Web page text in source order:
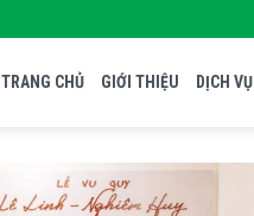
TRANG CHỦ GIỚI THIỆU DỊCH VỤ